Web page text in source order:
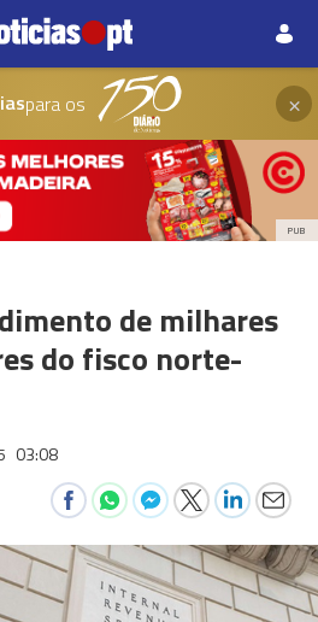
para os ×
PUB
de milhares
do fisco norte-
03:08